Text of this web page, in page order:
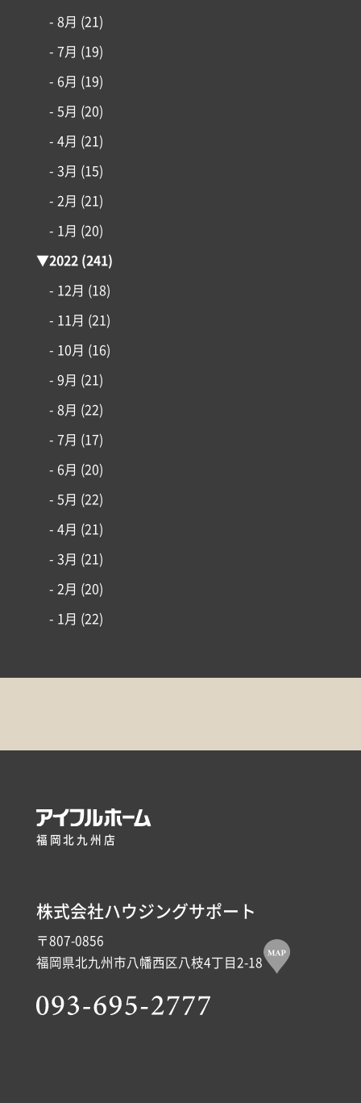
- 8月 (21)
- 7月 (19)
- 6月 (19)
- 5月 (20)
- 4月 (21)
- 3月 (15)
- 2月 (21)
- 1月 (20)
▼2022(241)
- 12月 (18)
- 11月 (21)
- 10月 (16)
- 9月 (21)
- 8月 (22)
- 7月 (17)
- 6月 (20)
- 5月 (22)
- 4月 (21)
- 3月 (21)
- 2月 (20)
- 1月 (22)
福岡北九州店
株式会社ハウジングサポート
〒807-0856
福岡県北九州市八幡西区八枝4丁目2-18